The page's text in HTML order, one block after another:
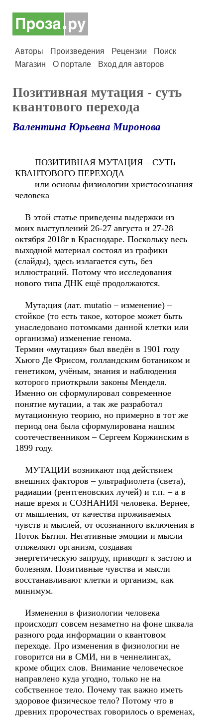
Авторы Произведения Рецензии
Поиск
Магазин
О портале Вход для авторов
Позитивная мутация - суть
квантового перехода
Валентина Юрьевна Миронова
ПОЗИТИВНАЯ МУТАЦИЯ – СУТЬ
КВАНТОВОГО ПЕРЕХОДА
или основы физиологии христосознания
человека
В этой статье приведены выдержки из
моих выступлений 26-27 августа и 27-28
октября 2018г в Краснодаре. Поскольку весь
выходной материал состоял из графики
(слайды), здесь излагается суть, без
иллюстраций. Потому что исследования
нового типа ДНК ещё продолжаются.
Мута;ция (лат. mutatio – изменение) –
стойкое (то есть такое, которое может быть
унаследовано потомками данной клетки или
организма) изменение генома.
Термин «мутация» был введён в 1901 году
Хьюго Де Фрисом, голландским ботаником и
генетиком, учёным, знания и наблюдения
которого приоткрыли законы Менделя.
Именно он сформулировал современное
понятие мутации, а так же разработал
мутационную теорию, но примерно в тот же
период она была сформулирована нашим
соотечественником – Сергеем Коржинским в
1899 году.
МУТАЦИИ возникают под действием
внешних факторов – ультрафиолета (света),
радиации (рентгеновских лучей) и т.п. – а в
наше время и СОЗНАНИЯ человека. Вернее,
от мышления, от качества проживаемых
чувств и мыслей, от осознанного включения в
Поток Бытия. Негативные эмоции и мысли
отяжеляют организм, создавая
энергетическую запруду, приводят к застою и
болезням. Позитивные чувства и мысли
восстанавливают клетки и организм, как
минимум.
Изменения в физиологии человека
происходят совсем незаметно на фоне шквала
разного рода информации о квантовом
переходе. Про изменения в физиологии не
говорится ни в СМИ, ни в ченнелингах,
кроме общих слов. Внимание человеческое
направлено куда угодно, только не на
собственное тело. Почему так важно иметь
здоровое физическое тело? Потому что в
древних пророчествах говорилось о временах,